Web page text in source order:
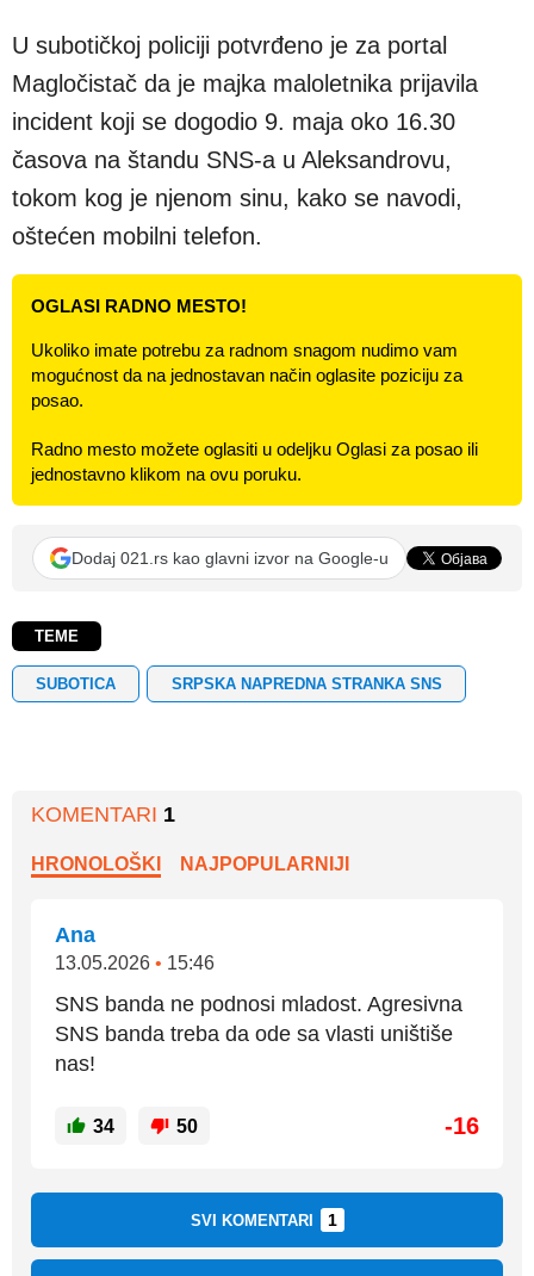
U subotičkoj policiji potvrđeno je za portal
Magločistač da je majka maloletnika prijavila
incident koji se dogodio 9. maja oko 16.30
časova na štandu SNS-a u Aleksandrovu,
tokom kog je njenom sinu, kako se navodi,
oštećen mobilni telefon.
OGLASI RADNO MESTO!
Ukoliko imate potrebu za radnom snagom nudimo vam
mogućnost da na jednostavan način oglasite poziciju za
posao.
Radno mesto možete oglasiti u odeljku Oglasi za posao ili
jednostavno klikom na ovu poruku.
Dodaj 021.rs kao glavni izvor na Google-u
TEME
SUBOTICA SRPSKA NAPREDNA STRANKA SNS
KOMENTARI 1
HRONOLOŠKI NAJPOPULARNIJI
Ana
13.05.2026 • 15:46
SNS banda ne podnosi mladost. Agresivna
SNS banda treba da ode sa vlasti uništiše
nas!
34 50 -16
SVI KOMENTARI 1